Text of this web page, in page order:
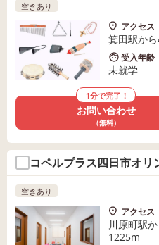
空きあり
アクセス
箕田駅か
受入年齢
未就学
1分で完了！
お問い合わせ
（無料）
コペルプラス四日市オリ
空きあり
アクセス
川原町駅
1225m